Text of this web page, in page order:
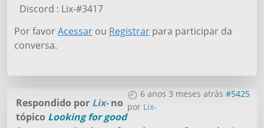
Discord : Lix-#3417
Por favorAcessar ou Registrar para participar da
conversa.
6 anos 3 meses atrás #5425
por Lix-
Respondido por Lix-no
tópico Looking for good